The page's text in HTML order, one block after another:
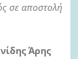
σε αποστολή
Άρης